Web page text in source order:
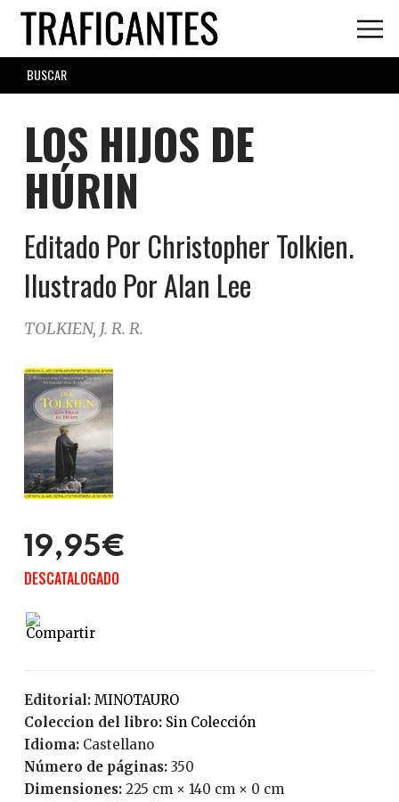
Skip
main
content
SEARCH
FORM
LOS HIJOS DE
HÚRIN
Editado Por Christopher Tolkien.
Ilustrado Por Alan Lee
TOLKIEN, J. R. R.
19,95€
DESCATALOGADO
Editorial:
MINOTAURO
Coleccion del libro:
Sin Colección
Idioma:
Castellano
Número de páginas: 350
Dimensiones: 225 cm × 140 cm × 0 cm